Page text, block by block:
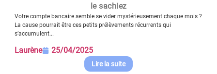
le sachiez
Votre compte bancaire semble se vider mystérieusement chaque mois ?
La cause pourrait être ces petits prélèvements récurrents qui
s’accumulent...
Laurène 25/04/2025
Lire la suite